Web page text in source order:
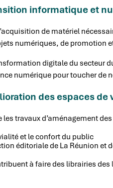
informatique et
de matériel
numériques, de promotion
digitale du secteur
numérique pour toucher de
des espaces de
travaux d’aménagement
et le confort du public
éditoriale de La Réunion et
à faire des librairies